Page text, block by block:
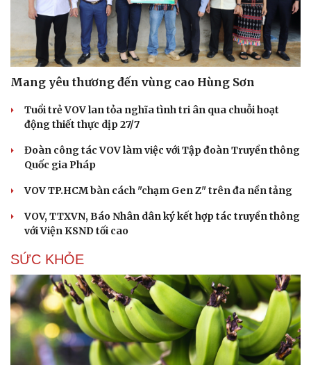
Cải chính
Mang yêu thương đến vùng cao Hùng Sơn
Tuổi trẻ VOV lan tỏa nghĩa tình tri ân qua chuỗi hoạt
động thiết thực dịp 27/7
Đoàn công tác VOV làm việc với Tập đoàn Truyền thông
Quốc gia Pháp
VOV TP.HCM bàn cách "chạm Gen Z" trên đa nền tảng
VOV, TTXVN, Báo Nhân dân ký kết hợp tác truyền thông
với Viện KSND tối cao
SỨC KHỎE